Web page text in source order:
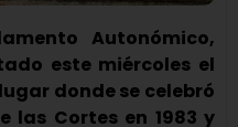
Autonómico,
este miércoles el
donde se celebró
las Cortes en 1983 y